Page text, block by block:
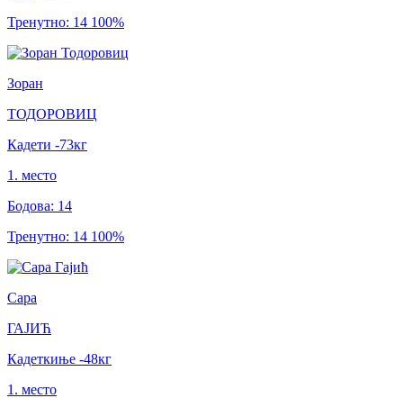
Тренутно: 14 100%
Зоран
ТОДОРОВИЦ
Кадети -73кг
1 . место
Бодова: 14
Тренутно: 14 100%
Сара
ГАЈИЋ
Кадеткиње -48кг
1 . место